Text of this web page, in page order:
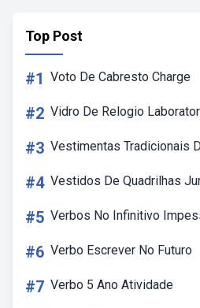
Top Post
#1 Voto De Cabresto Charge
#2 Vidro De Relogio
#3 Vestimentas Tradicionais
#4 Vestidos De Quadrilhas
#5 Verbos No Infinitivo
#6 Verbo Escrever No Futuro
#7 Verbo 5 Ano Atividade